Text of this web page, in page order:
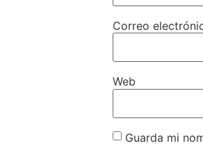
Correo
Web
Guarda mi